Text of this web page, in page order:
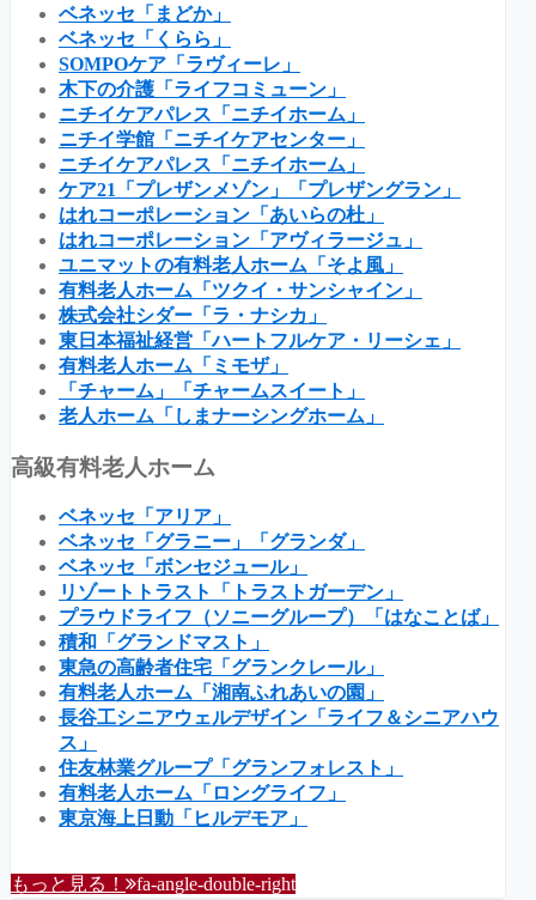
ベネッセ「まどか」
ベネッセ「くらら」
SOMPOケア「ラヴィーレ」
木下の介護「ライフコミューン」
ニチイケアパレス「ニチイホーム」
ニチイ学館「ニチイケアセンター」
ニチイケアパレス「ニチイホーム」
ケア21「プレザンメゾン」「プレザングラン」
はれコーポレーション「あいらの杜」
はれコーポレーション「アヴィラージュ」
ユニマットの有料老人ホーム「そよ風」
有料老人ホーム「ツクイ・サンシャイン」
株式会社シダー「ラ・ナシカ」
東日本福祉経営「ハートフルケア・リーシェ」
有料老人ホーム「ミモザ」
「チャーム」「チャームスイート」
老人ホーム「しまナーシングホーム」
高級有料老人ホーム
ベネッセ「アリア」
ベネッセ「グラニー」「グランダ」
ベネッセ「ボンセジュール」
リゾートトラスト「トラストガーデン」
プラウドライフ（ソニーグループ）「はなことば」
積和「グランドマスト」
東急の高齢者住宅「グランクレール」
有料老人ホーム「湘南ふれあいの園」
長谷工シニアウェルデザイン「ライフ＆シニアハウ
ス」
住友林業グループ「グランフォレスト」
有料老人ホーム「ロングライフ」
東京海上日動「ヒルデモア」
もっと見る！ fa-angle-double-right